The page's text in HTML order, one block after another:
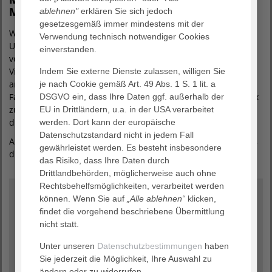
Menstruationsscheibe – was passt besser?
Während die Tasse tief in der Vagina sitzt und durch
Unterdruck hält, liegt die Menstruationsscheibe weiter oben
vor dem Muttermund und kommt ohne Saugwirkung aus.
Viele empfinden die Tasse als einfacher zu kontrollieren,
andere bevorzugen die Scheibe wegen ihres größeren
Fassungsvermögens oder der Möglichkeit, sie sogar beim Sex
zu tragen. Einen direkten Vergleich zwischen beiden, findest
du auf unseremInstagram-Kanal.
Am Ende gilt:Dein Körper entscheidet.Was sich gut anfühlt,
dicht hält und in deinen Alltag passt, ist die richtige Wahl.
FAQ: Die Menstruationstasse – kurz & klar
Ist die Menstruationstasse auch für Anfängerinnen
Ja – mit etwas Geduld. Eine gute Beratung und das
richtige Modell machen den Einstieg deutlich leichter.
ablehnen"erklären Sie sich jedoch
gesetzesgemäß immer mindestens mit der
Verwendung technisch notwendiger Cookies
einverstanden.
Indem Sie externe Dienste zulassen, willigen Sie
je nach Cookie gemäß Art. 49 Abs. 1 S. 1 lit. a
DSGVO ein, dass Ihre Daten ggf. außerhalb der
EU in Drittländern, u.a. in der USA verarbeitet
werden. Dort kann der europäische
Datenschutzstandard nicht in jedem Fall
gewährleistet werden. Es besteht insbesondere
das Risiko, dass Ihre Daten durch
Drittlandbehörden, möglicherweise auch ohne
Rechtsbehelfsmöglichkeiten, verarbeitet werden
können. Wenn Sie auf „Alle ablehnen“ klicken,
findet die vorgehend beschriebene Übermittlung
nicht statt.
Unter unseren Datenschutzbestimmungen haben
Sie jederzeit die Möglichkeit, Ihre Auswahl zu